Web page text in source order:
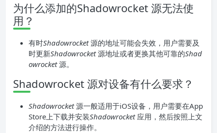
为什么添加的Shadowrocket 源无法使
用？
有时Shadowrocket源的地址可能会失效，用户需要及
时更新Shadowrocket源地址或者更换其他可靠的Shad
owrocket源。
Shadowrocket 源对设备有什么要求？
Shadowrocket源一般适用于iOS设备，用户需要在App
Store上下载并安装Shadowrocket应用，然后按照上文
介绍的方法进行操作。